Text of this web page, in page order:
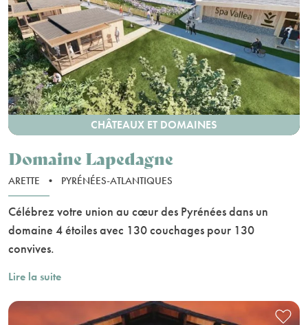
CHÂTEAUX ET DOMAINES
Domaine Lapedagne
ARETTE • PYRÉNÉES-ATLANTIQUES
Célébrez votre union au cœur des Pyrénées dans un
domaine 4 étoiles avec 130 couchages pour 130
convives.
Lire la suite